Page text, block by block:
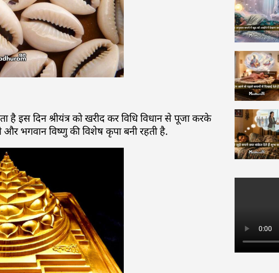
है इस दिन श्रीयंत्र को खरीद कर विधि विधान से पूजा करके
भगवान विष्णु की विशेष कृपा बनी रहती है.